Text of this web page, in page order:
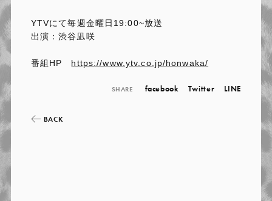
YTVにて毎週金曜日19:00~放送
出演：渋谷凪咲
番組HP https://www.ytv.co.jp/honwaka/
SHARE facebook Twitter LINE
BACK